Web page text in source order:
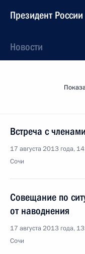
Президент России
Новости
Встреча с
17 августа 2013 года,
Сочи
Совещание по
от наводнения
17 августа 2013 года,
Сочи